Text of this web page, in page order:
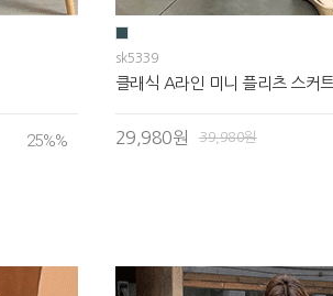
25%%
sk5339
클래식 A라인 미니 플리츠 스커
29,980원 39,980원